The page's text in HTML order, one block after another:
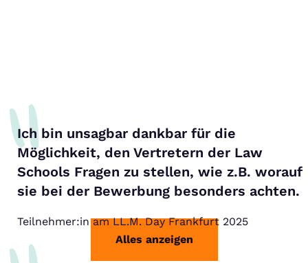
Alles anzeigen
Ich bin unsagbar dankbar für die
Möglichkeit, den Vertretern der Law
Schools Fragen zu stellen, wie z.B. worauf
sie bei der Bewerbung besonders achten.
Teilnehmer:in am LL.M. Day Frankfurt 2025